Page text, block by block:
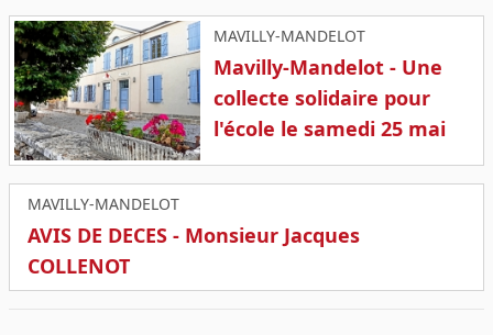
MAVILLY-MANDELOT
Mavilly-Mandelot - Une
collecte solidaire pour
l'école le samedi 25 mai
MAVILLY-MANDELOT
AVIS DE DECES - Monsieur Jacques
COLLENOT